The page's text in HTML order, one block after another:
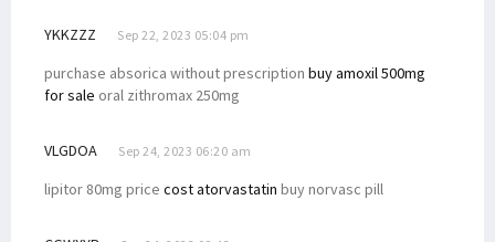
YKKZZZ Sep 22, 2023 05:04 pm
purchase absorica without prescription buy amoxil 500mg
for sale oral zithromax 250mg
VLGDOA Sep 24, 2023 06:20 am
lipitor 80mg price cost atorvastatin buy norvasc pill